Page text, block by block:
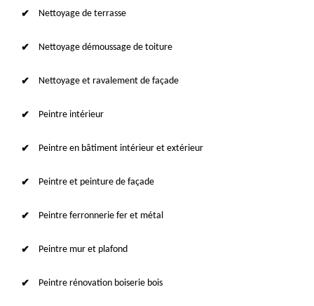
Nettoyage de terrasse
Nettoyage démoussage de toiture
Nettoyage et ravalement de façade
Peintre intérieur
Peintre en bâtiment intérieur et extérieur
Peintre et peinture de façade
Peintre ferronnerie fer et métal
Peintre mur et plafond
Peintre rénovation boiserie bois